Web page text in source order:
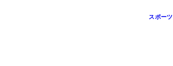
スポーツ